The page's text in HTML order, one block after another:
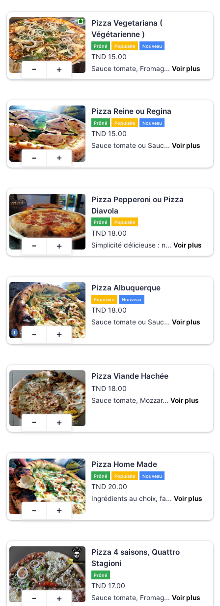
Pizza Vegetariana (
Végétarienne )
Prôné Populaire Nouveau
TND 15.00
Sauce tomate, Fromag... Voir plus
- +
Pizza Reine ou Regina
Prôné Populaire Nouveau
TND 15.00
Sauce tomate ou Sauc... Voir plus
- +
Pizza Pepperoni ou Pizza
Diavola
Prôné Populaire
TND 18.00
Simplicité délicieuse : n... Voir plus
- +
Pizza Albuquerque
Populaire Nouveau
TND 18.00
Sauce tomate ou Sauc... Voir plus
- +
Pizza Viande Hachée
TND 18.00
Sauce tomate, Mozzar... Voir plus
- +
Pizza Home Made
Prôné Populaire Nouveau
TND 20.00
Ingrédients au choix, fa... Voir plus
- +
Pizza 4 saisons, Quattro
Stagioni
Prôné
TND 17.00
Sauce tomate, Fromag... Voir plus
- +